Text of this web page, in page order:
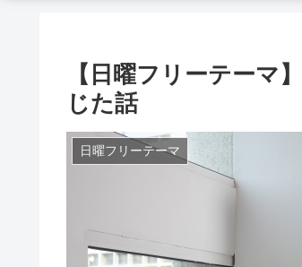
【日曜フリーテーマ
じた話
日曜フリーテーマ